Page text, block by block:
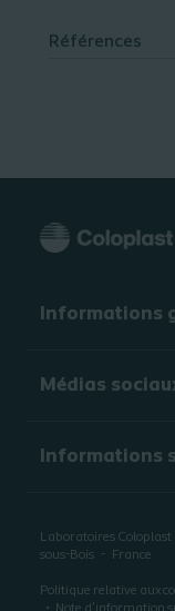
Références
Informations
Médias
Informations
Laboratoires Coloplast
sous-Bois
France
Politique relative aux